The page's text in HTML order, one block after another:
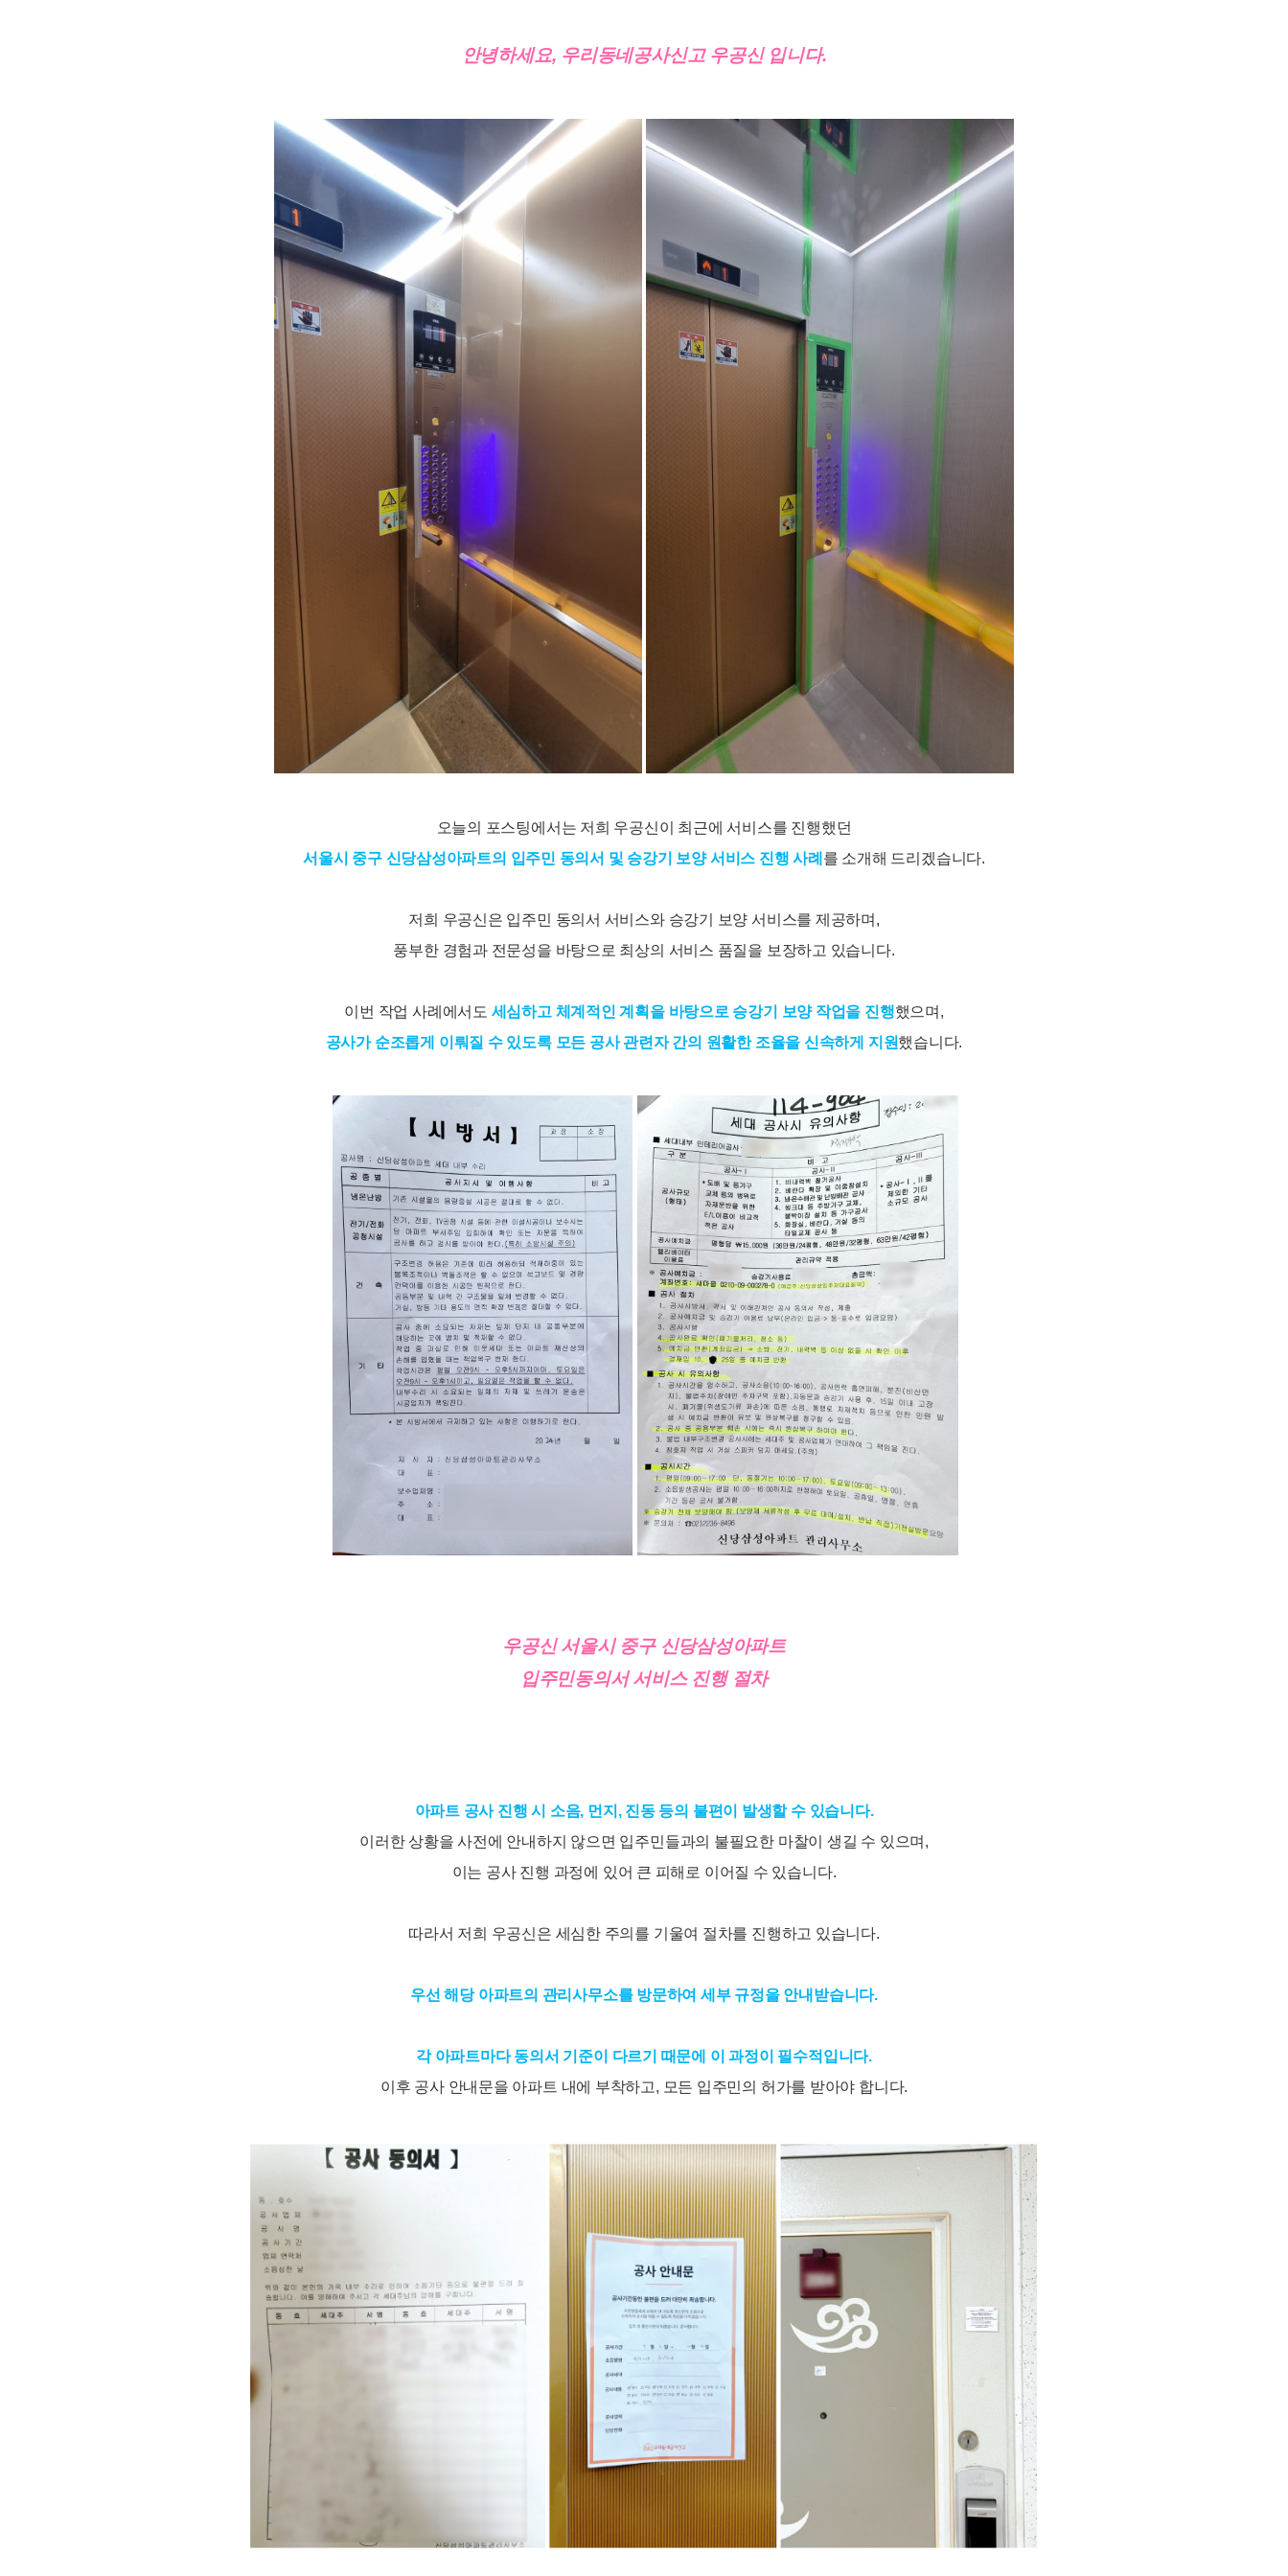
안녕하세요, 우리동네공사신고 우공신 입니다.
오늘의 포스팅에서는 저희 우공신이 최근에 서비스를 진행했던
서울시 중구 신당삼성아파트의 입주민 동의서 및 승강기 보양 서비스 진행 사례 를 소개해 드리겠습니다.
저희 우공신은 입주민 동의서 서비스와 승강기 보양 서비스를 제공하며,
풍부한 경험과 전문성을 바탕으로 최상의 서비스 품질을 보장하고 있습니다.
이번 작업 사례에서도 세심하고 체계적인 계획을 바탕으로 승강기 보양 작업을 진행했으며,
공사가 순조롭게 이뤄질 수 있도록 모든 공사 관련자 간의 원활한 조율을 신속하게 지원했습니다.
우공신 서울시 중구 신당삼성아파트
입주민동의서 서비스 진행 절차
아파트 공사 진행 시 소음, 먼지, 진동 등의 불편이 발생할 수 있습니다.
이러한 상황을 사전에 안내하지 않으면 입주민들과의 불필요한 마찰이 생길 수 있으며,
이는 공사 진행 과정에 있어 큰 피해로 이어질 수 있습니다.
따라서 저희 우공신은 세심한 주의를 기울여 절차를 진행하고 있습니다.
우선 해당 아파트의 관리사무소를 방문하여 세부 규정을 안내받습니다.
각 아파트마다 동의서 기준이 다르기 때문에 이 과정이 필수적입니다.
이후 공사 안내문을 아파트 내에 부착하고, 모든 입주민의 허가를 받아야 합니다.